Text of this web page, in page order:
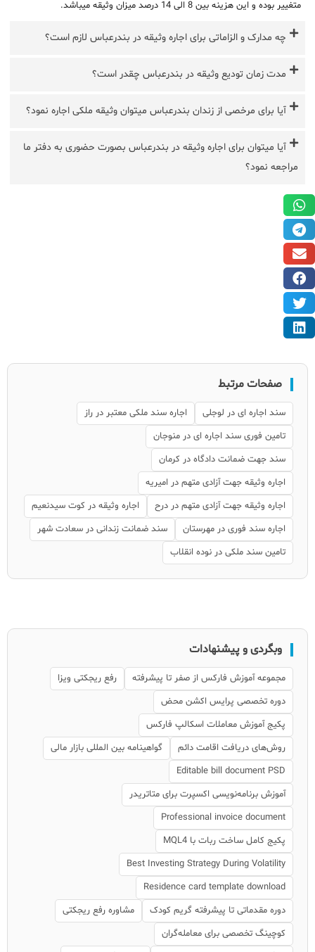
متغییر بوده و این هزینه بین 8 الی 14 درصد میزان وثیقه میباشد.
چه مدارک و الزاماتی برای اجاره وثیقه در بندرعباس لازم است؟
مدت زمان تودیع وثیقه در بندرعباس چقدر است؟
آیا برای مرخصی از زندان بندرعباس میتوان وثیقه ملکی اجاره نمود؟
آیا میتوان برای اجاره وثیقه در بندرعباس بصورت حضوری به دفتر ما
مراجعه نمود؟
صفحات مرتبط
سند اجاره ای در لوجلی
اجاره سند ملکی معتبر در راز
تامین فوری سند اجاره ای در منوجان
سند جهت ضمانت دادگاه در کرمان
اجاره وثیقه جهت آزادی متهم در امیریه
اجاره وثیقه جهت آزادی متهم در درح
اجاره وثیقه در كوت سيدنعيم
اجاره سند فوری در مهرستان
سند ضمانت زندانی در سعادت شهر
تامین سند ملکی در نوده انقلاب
وبگردی و پیشنهادات
مجموعه آموزش فارکس از صفر تا پیشرفته
رفع ریجکتی ویزا
دوره تخصصی پرایس اکشن محض
پکیج آموزش معاملات اسکالپ فارکس
روش‌های دریافت اقامت دائم
گواهینامه بین المللی بازار مالی
Editable bill document PSD
آموزش برنامه‌نویسی اکسپرت برای متاتریدر
Professional invoice document
پکیج کامل ساخت ربات با MQL4
Best Investing Strategy During Volatility
Residence card template download
دوره مقدماتی تا پیشرفته گریم کودک
مشاوره رفع ریجکتی
کوچینگ تخصصی برای معامله‌گران